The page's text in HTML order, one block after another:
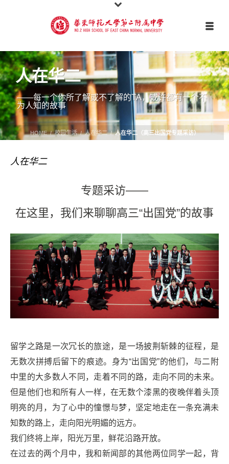
人在华二
——每一个你所了解或不了解的TA，或许都有一个不
为人知的故事
HOME / 校园生活 / 人在华二 / 人在华二（高三出国党专题采访）
人在华二
专题采访——
在这里，我们来聊聊高三“出国党”的故事
留学之路是一次冗长的旅途，是一场披荆斩棘的征程，是
无数次拼搏后留下的痕迹。身为“出国党”的他们，与二附
中里的大多数人不同，走着不同的路，走向不同的未来。
但是他们也和所有人一样，在无数个漆黑的夜晚伴着头顶
明亮的月，为了心中的憧憬与梦，坚定地走在一条充满未
知数的路上，走向阳光明媚的远方。
我们终将上岸，阳光万里，鲜花沿路开放。
在过去的两个月中，我和新闻部的其他两位同学一起，背